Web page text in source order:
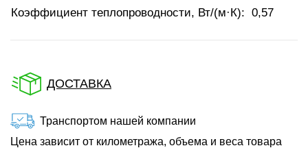
Коэффициент теплопроводности, Вт/(м·К): 0,57
ДОСТАВКА
Транспортом нашей компании
Цена зависит от километража, объема и веса товара